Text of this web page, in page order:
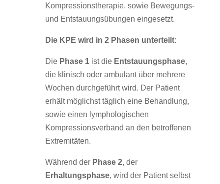
Kompressionstherapie, sowie Bewegungs-
und Entstauungsübungen eingesetzt.
Die KPE wird in 2 Phasen unterteilt:
Die Phase 1ist die Entstauungsphase,
die klinisch oder ambulant über mehrere
Wochen durchgeführt wird. Der Patient
erhält möglichst täglich eine Behandlung,
sowie einen lymphologischen
Kompressionsverband an den betroffenen
Extremitäten.
Während der Phase 2, der
Erhaltungsphase, wird der Patient selbst